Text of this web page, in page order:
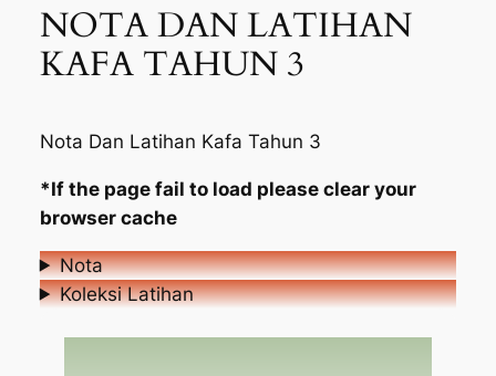
NOTA DAN LATIHAN
KAFA TAHUN 3
Nota Dan Latihan Kafa Tahun 3
*If the page fail to load please clear your
browser cache
Nota
Koleksi Latihan